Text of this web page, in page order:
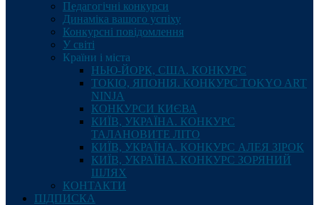
Педагогічні конкурси
Динаміка вашого успіху
Конкурсні повідомлення
У світі
Країни і міста
НЬЮ-ЙОРК, США. КОНКУРС
ТОКІО, ЯПОНІЯ. КОНКУРС TOKYO ART
NINJA
КОНКУРСИ КИЄВА
КИЇВ, УКРАЇНА. КОНКУРС
ТАЛАНОВИТЕ ЛІТО
КИЇВ, УКРАЇНА. КОНКУРС АЛЕЯ ЗІРОК
КИЇВ, УКРАЇНА. КОНКУРС ЗОРЯНИЙ
ШЛЯХ
КОНТАКТИ
ПІДПИСКА